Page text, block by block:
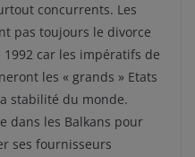
concurrents. Les
pas toujours le divorce
car les impératifs de
les « grands » Etats
stabilité du monde.
dans les Balkans pour
ses fournisseurs